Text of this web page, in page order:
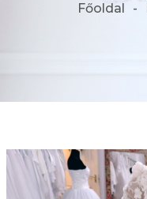
Főoldal